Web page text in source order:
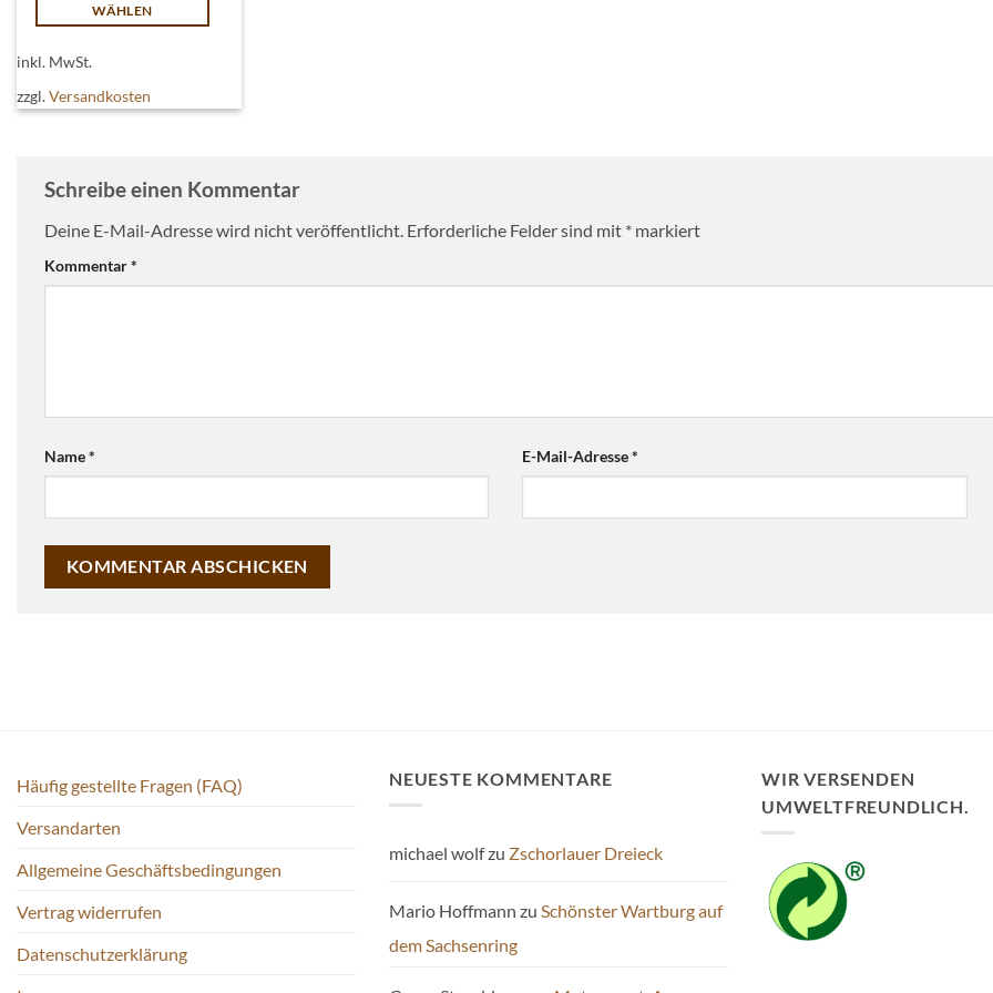
WÄHLEN
Produkt
weist
mehrere
Die
können
auf
inkl. MwSt.
zzgl.Versandkosten
Schreibe einen Kommentar
Deine E-Mail-Adresse wird nicht veröffentlicht. Erforderliche Felder sind mit * markiert
Kommentar*
Name* E-Mail-Adresse*
Häufig gestellte Fragen (FAQ)
Versandarten
Allgemeine Geschäftsbedingungen
Vertrag widerrufen
Datenschutzerklärung
NEUESTE KOMMENTARE
michael wolfzu Zschorlauer Dreieck
Mario Hoffmann zu Schönster Wartburg auf
dem Sachsenring
WIR VERSENDEN
UMWELTFREUNDLICH.